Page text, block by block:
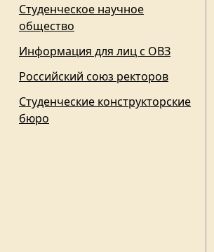
Студенческое научное
общество
Информация для лиц с ОВЗ
Российский союз ректоров
Студенческие конструкторские
бюро